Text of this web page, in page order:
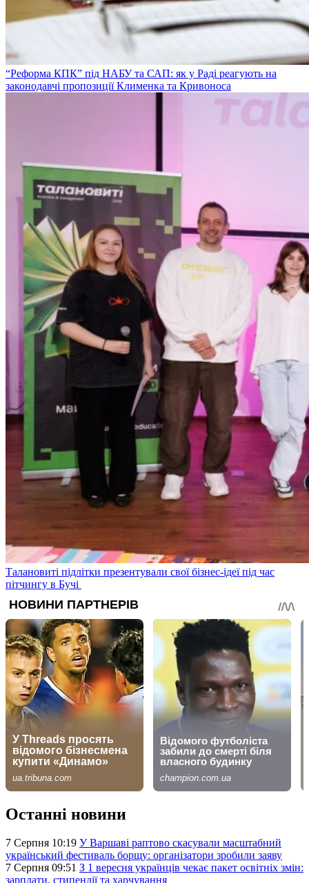
“Реформа КПК” під НАБУ та САП: як у Раді реагують на
законодавчі пропозиції Клименка та Кривоноса
Талановиті підлітки презентували свої бізнес-ідеї під час
пітчингу в Бучі
Останні новини
7 Серпня 10:19 У Варшаві раптово скасували масштабний
український фестиваль борщу: організатори зробили заяву
7 Серпня 09:51 З 1 вересня українців чекає пакет освітніх змін:
зарплати, стипендії та харчування